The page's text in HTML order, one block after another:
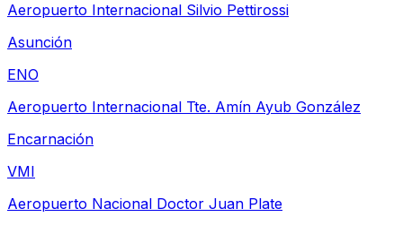
Aeropuerto Internacional Silvio Pettirossi
Asunción
ENO
Aeropuerto Internacional Tte. Amín Ayub González
Encarnación
VMI
Aeropuerto Nacional Doctor Juan Plate